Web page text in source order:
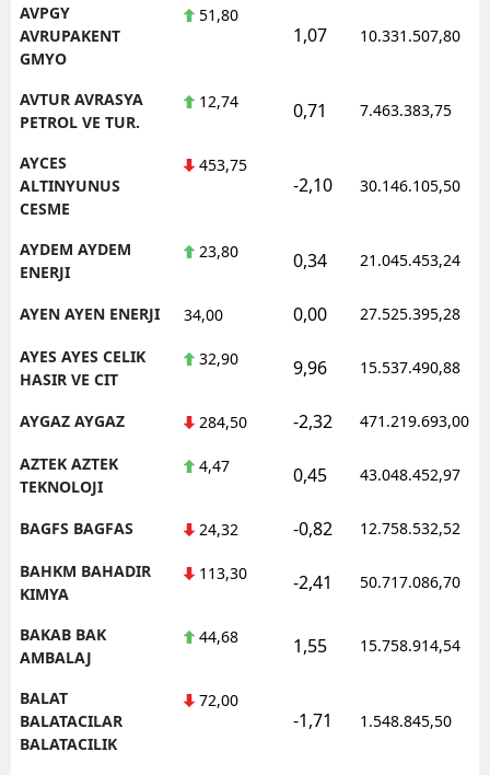
AVPGY
AVRUPAKENT
GMYO
51,80
1,07 10.331.507,80
AVTUR AVRASYA
PETROL VE TUR.
12,74 0,71 7.463.383,75
AYCES
ALTINYUNUS
CESME
453,75
-2,10 30.146.105,50
AYDEM AYDEM
ENERJI
23,80 0,34 21.045.453,24
AYEN AYEN ENERJI 34,00 0,00 27.525.395,28
AYES AYES CELIK
HASIR VE CIT
32,90 9,96 15.537.490,88
AYGAZ AYGAZ 284,50 -2,32 471.219.693,00
AZTEK AZTEK
TEKNOLOJI
4,47 0,45 43.048.452,97
BAGFS BAGFAS 24,32 -0,82 12.758.532,52
BAHKM BAHADIR
KIMYA
113,30 -2,41 50.717.086,70
BAKAB BAK
AMBALAJ
44,68 1,55 15.758.914,54
BALAT
BALATACILAR
BALATACILIK
72,00
-1,71 1.548.845,50